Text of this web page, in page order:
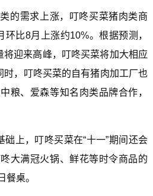
的需求上涨，叮咚买菜猪肉类商
比8月上涨约10%。根据预测，
将迎来高峰，叮咚买菜将加大相应
时，叮咚买菜的自有猪肉加工厂也
粮、爱森等知名肉类品牌合作，
础上，叮咚买菜在“十一”期间还会
大满冠火锅、鲜花等时令商品的
餐桌。